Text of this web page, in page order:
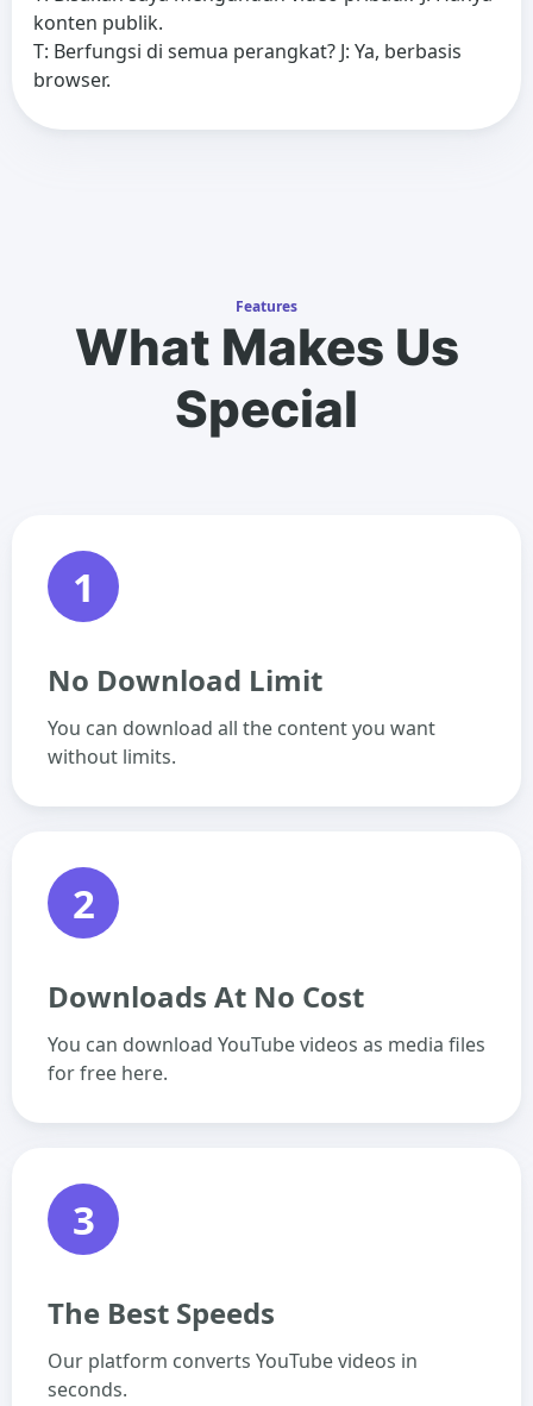
konten publik.
T: Berfungsi di semua perangkat? J: Ya, berbasis
browser.
Features
What Makes Us
Special
1
No Download Limit
You can download all the content you want
without limits.
2
Downloads At No Cost
You can download YouTube videos as media files
for free here.
3
The Best Speeds
Our platform converts YouTube videos in
seconds.